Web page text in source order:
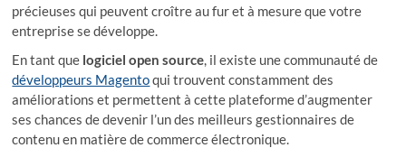
précieuses qui peuvent croître au fur et à mesure que votre
entreprise se développe.
En tant que logiciel open source, il existe une communauté de
développeurs Magentoqui trouvent constamment des
améliorations et permettent à cette plateforme d’augmenter
ses chances de devenir l’un des meilleurs gestionnaires de
contenu en matière de commerce électronique.